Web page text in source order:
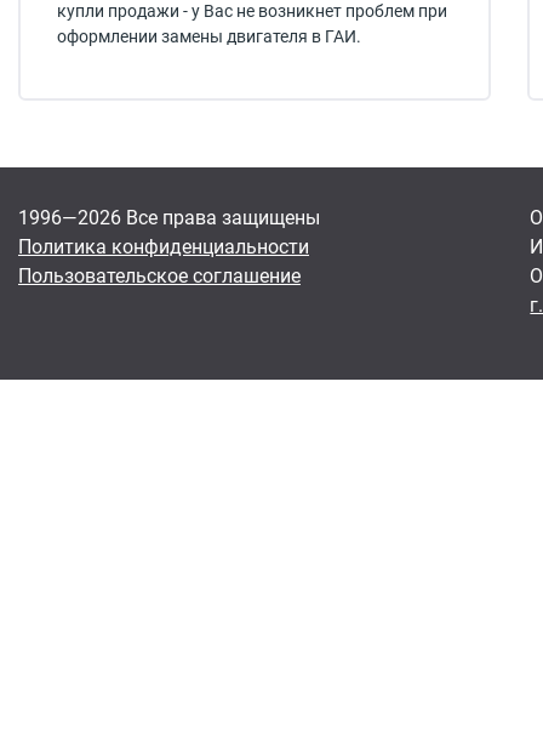
купли продажи - у Вас не возникнет проблем при
оформлении замены двигателя в ГАИ.
1996—2026 Все права защищены
Политика конфиденциальности
Пользовательское соглашение